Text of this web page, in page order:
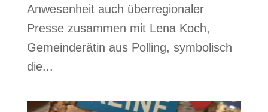
Anwesenheit auch überregionaler
Presse zusammen mit Lena Koch,
Gemeinderätin aus Polling, symbolisch
die...